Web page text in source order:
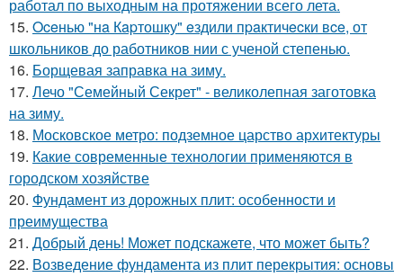
работал по выходным на протяжении всего лета.
15. Oceнью "нa Кapтошку" eздили пpaктичecки вce, от
школьников до работников нии с ученой степенью.
16. Борщевая заправка на зиму.
17. Лечо "Семейный Секрет" - великолепная заготовка
на зиму.
18. Московское метро: подземное царство архитектуры
19. Какие современные технологии применяются в
городском хозяйстве
20. Фундамент из дорожных плит: особенности и
преимущества
21. Добрый день! Может подскажете, что может быть?
22. Возведение фундамента из плит перекрытия: основы